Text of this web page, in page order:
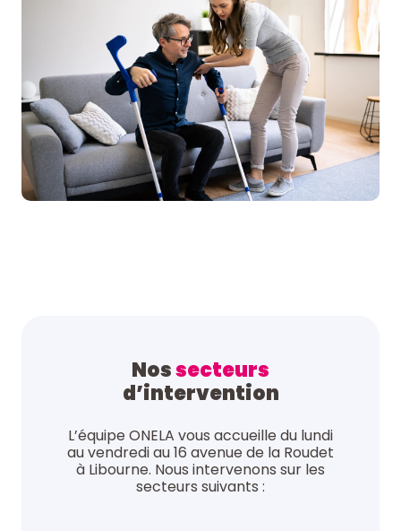
Nossecteurs
d’intervention
L’équipe ONELA vous accueille du lundi
au vendredi au 16 avenue de la Roudet
à Libourne. Nous intervenons sur les
secteurs suivants :